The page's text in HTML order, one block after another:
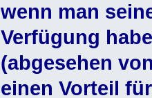
wenn man
Verfügung
(abgesehen
einen Vorteil